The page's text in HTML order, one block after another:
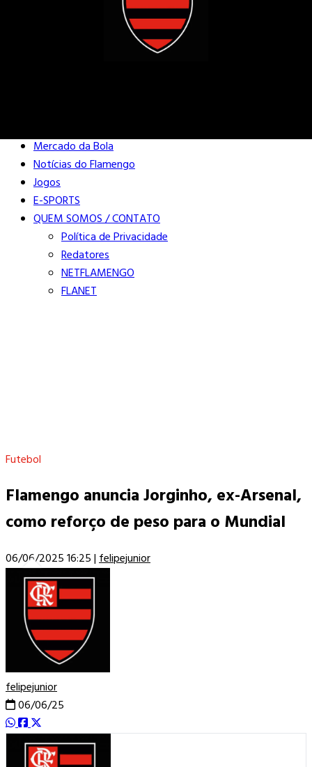
Mercado da Bola
Notícias do Flamengo
Jogos
E-SPORTS
QUEM SOMOS / CONTATO
Política de Privacidade
Redatores
NETFLAMENGO
FLANET
Futebol
Flamengo anuncia Jorginho, ex-Arsenal,
como reforço de peso para o Mundial
06/06/2025 16:25|felipejunior
felipejunior
06/06/25